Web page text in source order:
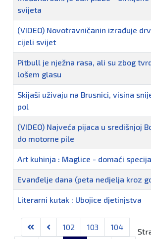
svijeta
(VIDEO) Novotravničanin izrađuje
cijeli svijet
Pitbull je nježna rasa, ali su zbog
lošem glasu
Skijaši uživaju na Brusnici, visina
pol
(VIDEO) Najveća pijaca u središnjoj
do motorne pile
Art kuhinja : Maglice - domaći
Evanđelje dana (peta nedjelja kroz
Literarni kutak : Ubojice djetinjstva
102 103
104